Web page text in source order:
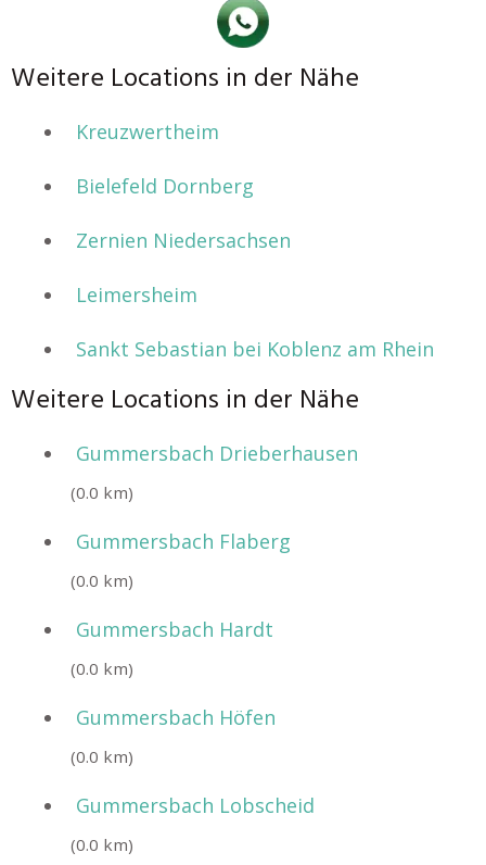
Weitere Locations in der Nähe
Kreuzwertheim
Bielefeld Dornberg
Zernien Niedersachsen
Leimersheim
Sankt Sebastian bei Koblenz am Rhein
Weitere Locations in der Nähe
Gummersbach Drieberhausen
(0.0 km)
Gummersbach Flaberg
(0.0 km)
Gummersbach Hardt
(0.0 km)
Gummersbach Höfen
(0.0 km)
Gummersbach Lobscheid
(0.0 km)